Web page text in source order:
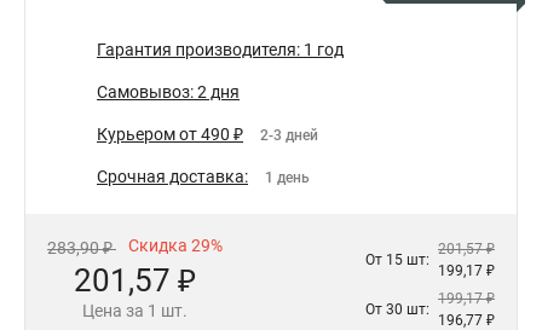
Гарантия производителя: 1 год
Самовывоз: 2 дня
Курьером от 490 ₽ 2-3 дней
Срочная доставка: 1 день
283,90 ₽ Скидка 29%
201,57 ₽
Цена за 1 шт.
От 15 шт:
201,57 ₽
199,17 ₽
От 30 шт:
199,17 ₽
196,77 ₽